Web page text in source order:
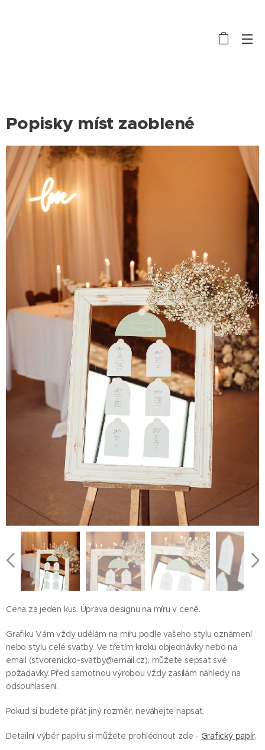
Popisky míst zaoblené
Cena za jeden kus. Úprava designu na míru v ceně.
Grafiku Vám vždy udělám na míru podle vašeho stylu oznámení
nebo stylu celé svatby. Ve třetím kroku objednávky nebo na
email (stvorenicko-svatby@email.cz), můžete sepsat své
požadavky. Před samotnou výrobou vždy zasílám náhledy na
odsouhlasení.
Pokud si budete přát jiný rozměr, neváhejte napsat.
Detailní výběr papíru si můžete prohlédnout zde - Grafický papír.